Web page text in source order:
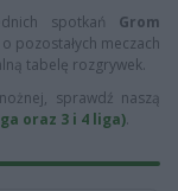
spotkań Grom
pozostałych meczach
tabelę rozgrywek.
sprawdź naszą
oraz 3 i 4 liga).